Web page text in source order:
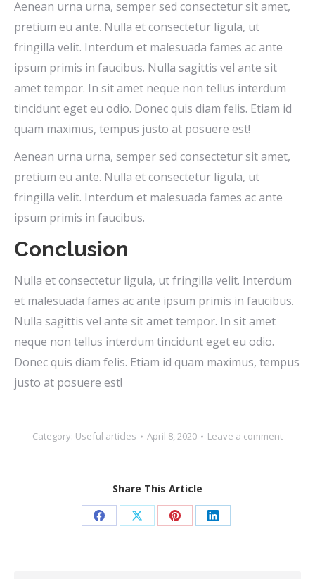
Aenean urna urna, semper sed consectetur sit amet,
pretium eu ante. Nulla et consectetur ligula, ut
fringilla velit. Interdum et malesuada fames ac ante
ipsum primis in faucibus. Nulla sagittis vel ante sit
amet tempor. In sit amet neque non tellus interdum
tincidunt eget eu odio. Donec quis diam felis. Etiam id
quam maximus, tempus justo at posuere est!
Aenean urna urna, semper sed consectetur sit amet,
pretium eu ante. Nulla et consectetur ligula, ut
fringilla velit. Interdum et malesuada fames ac ante
ipsum primis in faucibus.
Conclusion
Nulla et consectetur ligula, ut fringilla velit. Interdum
et malesuada fames ac ante ipsum primis in faucibus.
Nulla sagittis vel ante sit amet tempor. In sit amet
neque non tellus interdum tincidunt eget eu odio.
Donec quis diam felis. Etiam id quam maximus, tempus
justo at posuere est!
Category: Useful articles April 8, 2020 Leave a comment
Share This Article
Share Share Share Share